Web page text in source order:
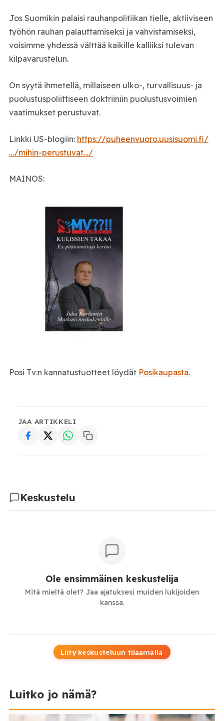
Jos Suomikin palaisi rauhanpolitiikan tielle, aktiiviseen
työhön rauhan palauttamiseksi ja vahvistamiseksi,
voisimme yhdessä välttää kaikille kalliiksi tulevan
kilpavarustelun.
On syytä ihmetellä, millaiseen ulko-, turvallisuus- ja
puolustuspoliittiseen doktriiniin puolustusvoimien
vaatimukset perustuvat.
Linkki US-blogiin: https://puheenvuoro.uusisuomi.fi/
…/mihin-perustuvat…/
MAINOS:
Posi Tv:n kannatustuotteet löydät Posikaupasta.
JAA ARTIKKELI
Keskustelu
Ole ensimmäinen keskustelija
Mitä mieltä olet? Jaa ajatuksesi muiden lukijoiden
kanssa.
Liity keskusteluun tilaamalla
Luitko jo nämä?